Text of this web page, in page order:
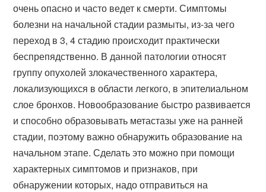
очень опасно и часто ведет к смерти. Симптомы
болезни на начальной стадии размыты, из-за чего
переход в 3, 4 стадию происходит практически
беспрепядственно. В данной патологии относят
группу опухолей злокачественного характера,
локализующихся в области легкого, в эпителиальном
слое бронхов. Новообразование быстро развивается
и способно образовывать метастазы уже на ранней
стадии, поэтому важно обнаружить образование на
начальном этапе. Сделать это можно при помощи
характерных симптомов и признаков, при
обнаружении которых, надо отправиться на